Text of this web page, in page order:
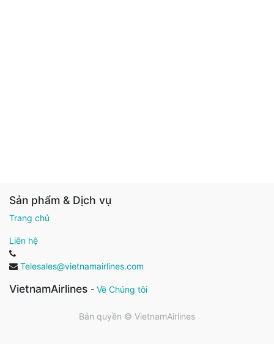
Sản phẩm & Dịch vụ
Trang chủ
Liên hệ
Telesales@vietnamairlines.com
VietnamAirlines - Về Chúng tôi
Bản quyền © VietnamAirlines